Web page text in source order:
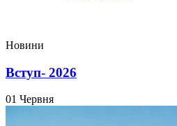
Новини
Вступ- 2026
01 Червня